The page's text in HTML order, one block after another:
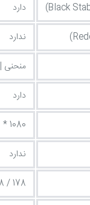
دارد
ندارد
منحنی | Curved
دارد
1080 * 1920پیکسل
ندارد
178 / 178